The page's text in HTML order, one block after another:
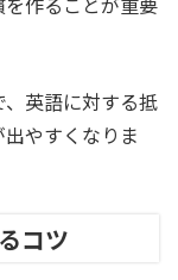
英語に対する抵
やすくなりま
コツ